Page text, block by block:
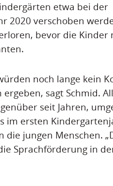
etwa bei der
2020 verschoben
bevor die Kinder
noch lange kein
sagt Schmid.
seit Jahren,
im ersten
jungen Menschen.
Sprachförderung in